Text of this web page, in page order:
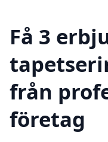
Få 3
från
företag